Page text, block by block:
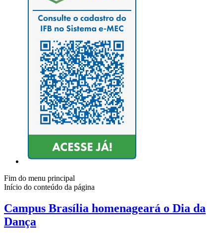
Fim do menu principal
Início do conteúdo da página
Campus Brasília homenageará o Dia da
Dança